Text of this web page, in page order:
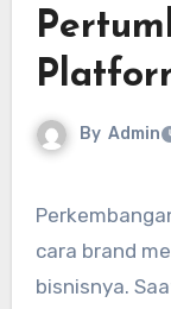
By Admin
Perkembangan media sosial telah mengubah
cara brand
bisnisnya.